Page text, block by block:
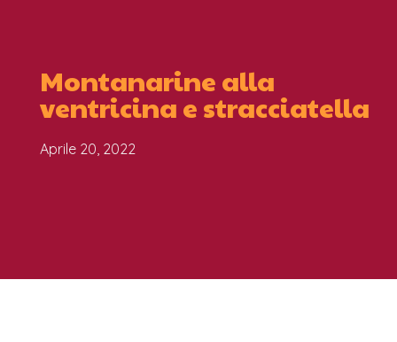
Montanarine alla
ventricina e stracciatella
Aprile 20, 2022